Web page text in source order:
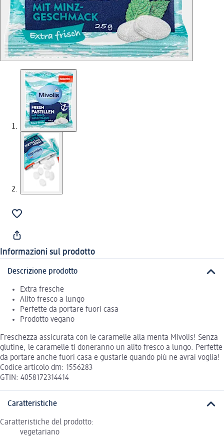
Informazioni sul prodotto
Descrizione prodotto
Extra fresche
Alito fresco a lungo
Perfette da portare fuori casa
Prodotto vegano
Freschezza assicurata con le caramelle alla menta Mivolis! Senza
glutine, le caramelle ti doneranno un alito fresco a lungo. Perfette
da portare anche fuori casa e gustarle quando più ne avrai voglia!
Codice articolo dm: 1556283
GTIN: 4058172314414
Caratteristiche
Caratteristiche del prodotto:
vegetariano